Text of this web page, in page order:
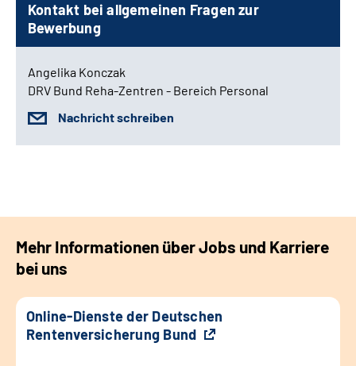
Kontakt bei allgemeinen Fragen zur
Bewerbung
Angelika Konczak
DRV Bund Reha-Zentren - Bereich Personal
Nachricht schreiben
Mehr Informationen über Jobs und Karriere
bei uns
Online-Dienste der Deutschen
Rentenversicherung Bund